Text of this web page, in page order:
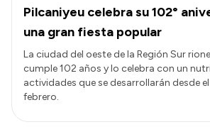
Pilcaniyeu celebra su 102°
una gran fiesta popular
La ciudad del oeste de la Región Sur
cumple 102 años y lo celebra con un
actividades que se desarrollarán desde
febrero.